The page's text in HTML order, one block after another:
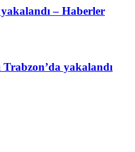
– Haberler
Trabzon’da yakalandı